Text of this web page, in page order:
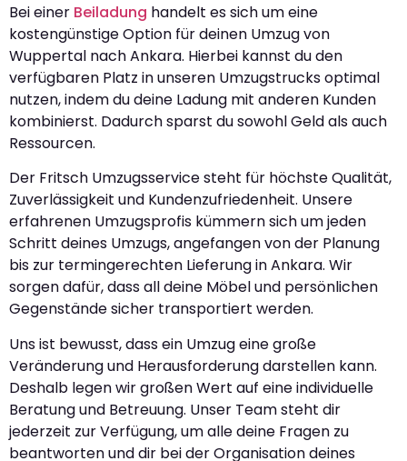
Bei einer Beiladung handelt es sich um eine
kostengünstige Option für deinen Umzug von
Wuppertal nach Ankara. Hierbei kannst du den
verfügbaren Platz in unseren Umzugstrucks optimal
nutzen, indem du deine Ladung mit anderen Kunden
kombinierst. Dadurch sparst du sowohl Geld als auch
Ressourcen.
Der Fritsch Umzugsservice steht für höchste Qualität,
Zuverlässigkeit und Kundenzufriedenheit. Unsere
erfahrenen Umzugsprofis kümmern sich um jeden
Schritt deines Umzugs, angefangen von der Planung
bis zur termingerechten Lieferung in Ankara. Wir
sorgen dafür, dass all deine Möbel und persönlichen
Gegenstände sicher transportiert werden.
Uns ist bewusst, dass ein Umzug eine große
Veränderung und Herausforderung darstellen kann.
Deshalb legen wir großen Wert auf eine individuelle
Beratung und Betreuung. Unser Team steht dir
jederzeit zur Verfügung, um alle deine Fragen zu
beantworten und dir bei der Organisation deines